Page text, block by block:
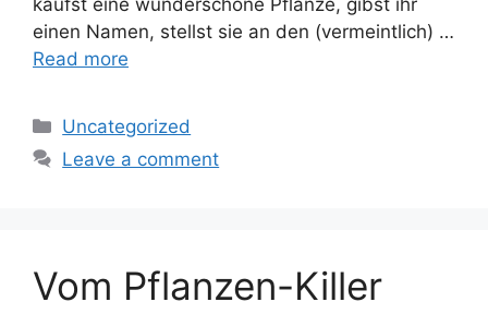
einen Namen, stellst sie an den (vermeintlich) …
Read more
Categories
Uncategorized
Leave a comment
Vom Pflanzen-Killer